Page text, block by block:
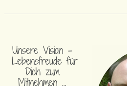
Unsere Vision –
Lebensfreude für
Dich zum
Mitnehmen …